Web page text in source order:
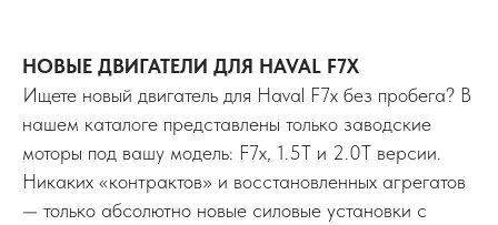
НОВЫЕ ДВИГАТЕЛИ ДЛЯ HAVAL F7X
Ищете новый двигатель для Haval F7x без пробега? В
нашем каталоге представлены только заводские
моторы под вашу модель: F7x, 1.5T и 2.0T версии.
Никаких «контрактов» и восстановленных агрегатов
— только абсолютно новые силовые установки с